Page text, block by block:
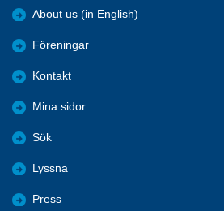
About us (in English)
Föreningar
Kontakt
Mina sidor
Sök
Lyssna
Press